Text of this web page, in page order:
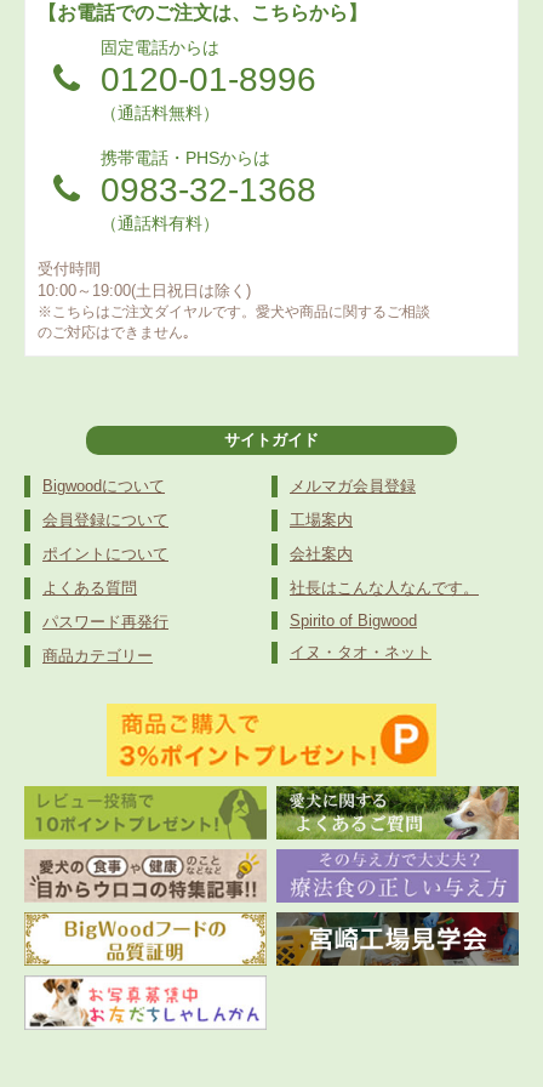
【お電話でのご注文は、こちらから】
固定電話からは
0120-01-8996
（通話料無料）
携帯電話・PHSからは
0983-32-1368
（通話料有料）
受付時間
10:00～19:00(土日祝日は除く)
※こちらはご注文ダイヤルです。愛犬や商品に関するご相談
のご対応はできません｡
サイトガイド
Bigwoodについて
会員登録について
ポイントについて
よくある質問
パスワード再発行
商品カテゴリー
メルマガ会員登録
工場案内
会社案内
社長はこんな人なんです。
Spirito of Bigwood
イヌ・タオ・ネット